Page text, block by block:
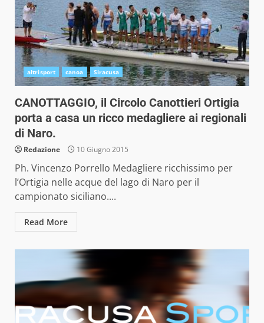
altrisport canoa Siracusa
CANOTTAGGIO, il Circolo Canottieri Ortigia
porta a casa un ricco medagliere ai regionali
di Naro.
Redazione 10 Giugno 2015
Ph. Vincenzo Porrello Medagliere ricchissimo per
l’Ortigia nelle acque del lago di Naro per il
campionato siciliano....
Read More